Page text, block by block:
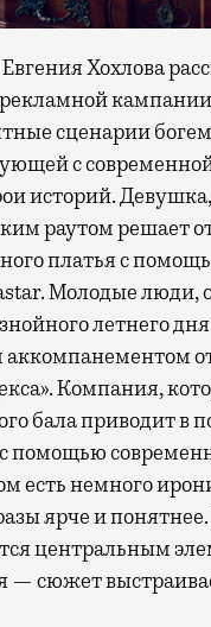
Хохлова
сценарии
с
историй.
раутом решает
платья с
Молодые люди,
летнего дня
Компания,
бала приводит в
помощью
есть немного
ярче и
центральным
— сюжет